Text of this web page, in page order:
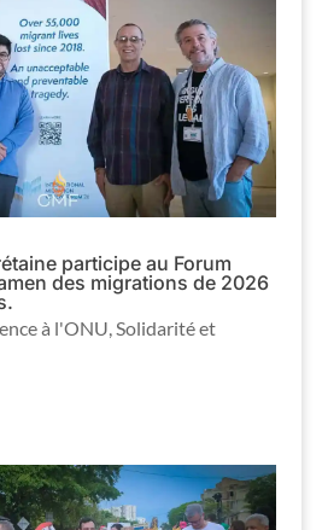
participe au Forum
des migrations de 2026
à l'ONU,Solidarité et